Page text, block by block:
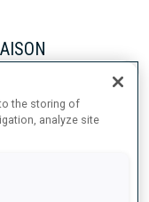
the storing of
analyze site